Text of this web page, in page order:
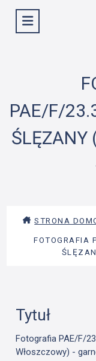
Wyświetl menu
PAE/F/
ŚLĘZANY
STRONA
Tytuł
Fotografia PAE/F/
Włoszczowy) -